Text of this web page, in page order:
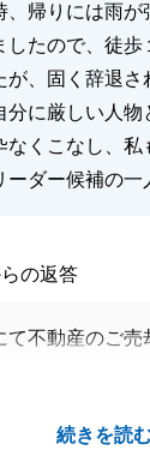
帰りには雨が
したので、徒歩
、固く辞退さ
に厳しい人物
くこなし、私
ダー候補の一
続きを読
の返答
て不動産のご売
ーズな売却をす